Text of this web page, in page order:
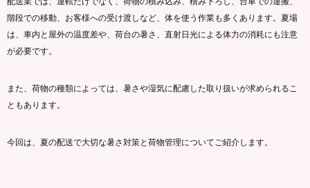
階段での移動、お客様への受け渡しなど、体を使う作業も多くあります。夏場
は、車内と屋外の温度差や、荷台の暑さ、直射日光による体力の消耗にも注意
が必要です。
また、荷物の種類によっては、暑さや湿気に配慮した取り扱いが求められるこ
ともあります。
今回は、夏の配送で大切な暑さ対策と荷物管理についてご紹介します。